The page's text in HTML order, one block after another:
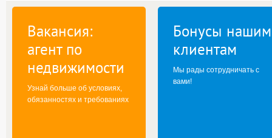
Вакансия:
агент по
недвижимости
Узнай больше об условиях,
обязанностях и требованиях
Бонусы нашим
клиентам
Мы рады сотрудничать с
вами!